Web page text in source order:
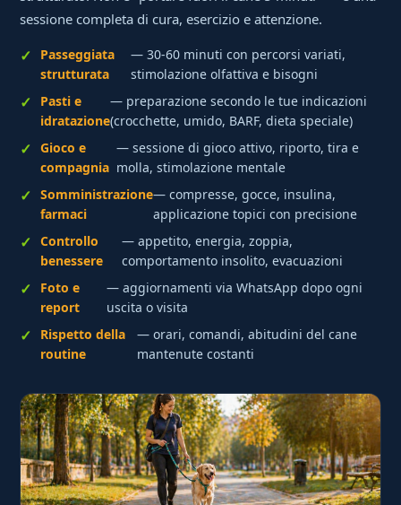
sessione completa di cura, esercizio e attenzione.
Passeggiata
strutturata
— 30-60 minuti con percorsi variati,
stimolazione olfattiva e bisogni
Pasti e
idratazione
— preparazione secondo le tue indicazioni
(crocchette, umido, BARF, dieta speciale)
Gioco e
compagnia
— sessione di gioco attivo, riporto, tira e
molla, stimolazione mentale
Somministrazione
farmaci
— compresse, gocce, insulina,
applicazione topici con precisione
Controllo
benessere
— appetito, energia, zoppia,
comportamento insolito, evacuazioni
Foto e
report
— aggiornamenti via WhatsApp dopo ogni
uscita o visita
Rispetto della
routine
— orari, comandi, abitudini del cane
mantenute costanti